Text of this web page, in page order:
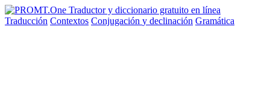
Traducción Contextos Conjugación y declinación Gramática